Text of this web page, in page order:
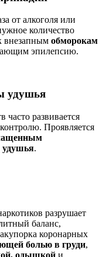
от алкоголя или
количество
внезапным обморокам
эпилепсию.
удушья
развивается
Проявляется
.
разрушает
баланс,
коронарных
болью в груди,
одышкой и